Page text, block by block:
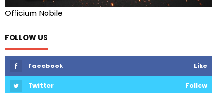
Officium Nobile
FOLLOW US
Facebook Like
Twitter Follow